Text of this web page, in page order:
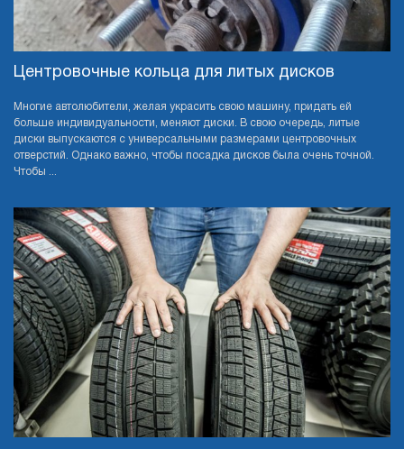
Центровочные кольца для литых дисков
Многие автолюбители, желая украсить свою машину, придать ей
больше индивидуальности, меняют диски. В свою очередь, литые
диски выпускаются с универсальными размерами центровочных
отверстий. Однако важно, чтобы посадка дисков была очень точной.
Чтобы ...